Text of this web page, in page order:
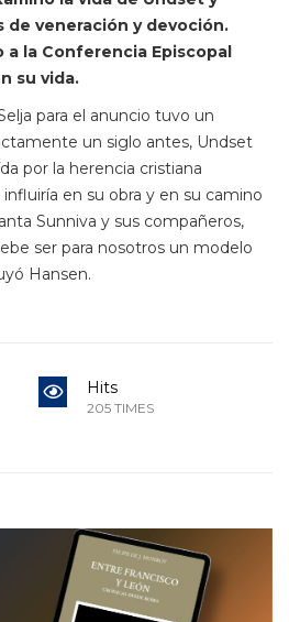
veneración y devoción.
a la Conferencia Episcopal
su vida.
para el anuncio tuvo un
un siglo antes, Undset
por la herencia cristiana
en su obra y en su camino
Sunniva y sus compañeros,
ser para nosotros un modelo
Hansen.
Hits
205 TIMES